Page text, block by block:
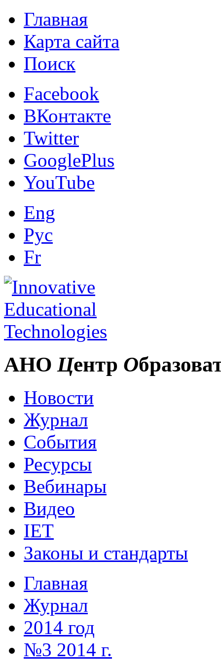
Главная
Карта сайта
Поиск
Facebook
ВКонтакте
Twitter
GooglePlus
YouTube
Eng
Рус
Fr
АНО Центр О
Новости
Журнал
События
Ресурсы
Вебинары
Видео
IET
Законы и стандарты
Главная
Журнал
2014 год
№3 2014 г.